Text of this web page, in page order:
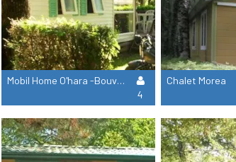
Mobil Home O'hara -Bouvreuil - Grive- Hirondelle - Palombe
4
Chalet Morea